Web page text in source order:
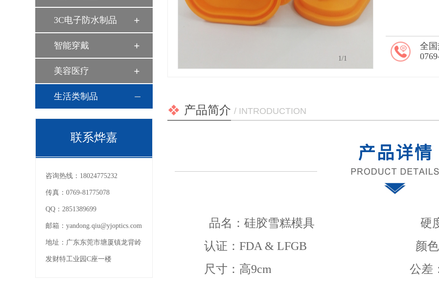
3C电子防水制品
智能穿戴
美容医疗
生活类制品
联系烨嘉
咨询热线： 18024775232
传真： 0769-81775078
QQ： 2851389699
邮箱： yandong.qiu@yjoptics.com
地址： 广东东莞市塘厦镇龙背岭
发财特工业园C座一楼
1/1
全
产品简介 / INTRODUCTION
品名：硅胶雪糕模具 硬度
认证：FDA & LFGB 颜色：橙、
尺寸：高9cm
公差